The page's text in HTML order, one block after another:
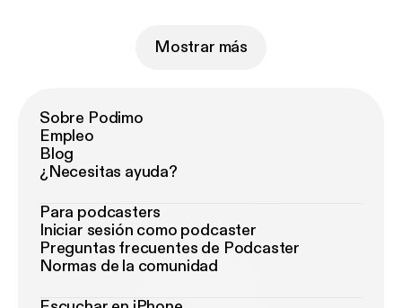
Mostrar más
Sobre Podimo
Empleo
Blog
¿Necesitas ayuda?
Para podcasters
Iniciar sesión como podcaster
Preguntas frecuentes de Podcaster
Normas de la comunidad